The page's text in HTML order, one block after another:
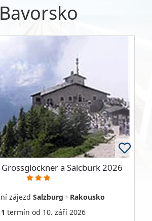
Bavorsko
a Salcburk 2026
zájezd Salzburg
Rakousko
1 termín od 10. září 2026